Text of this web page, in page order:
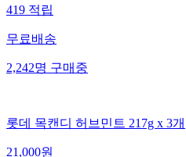
419적립
무료배송
2,242명구매중
롯데 목캔디 허브민트 217g x 3개